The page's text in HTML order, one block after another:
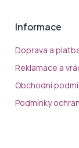
Informace
Doprava a
Reklamace a
Obchodní
Podmínky